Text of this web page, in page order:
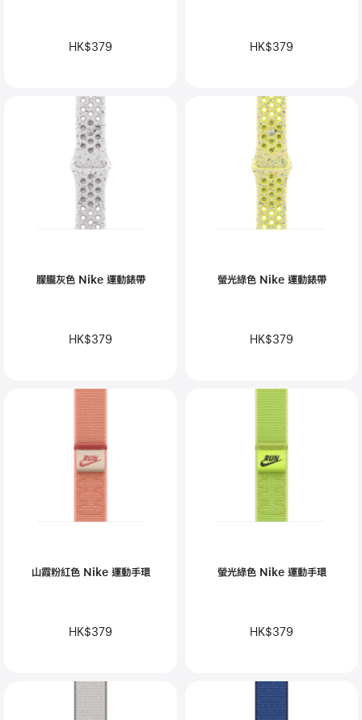
HK$379 HK$379
朦朧灰色 Nike 運動錶帶
HK$379
螢光綠色 Nike 運動錶帶
HK$379
山霞粉紅色 Nike 運動手環
HK$379
螢光綠色 Nike 運動手環
HK$379